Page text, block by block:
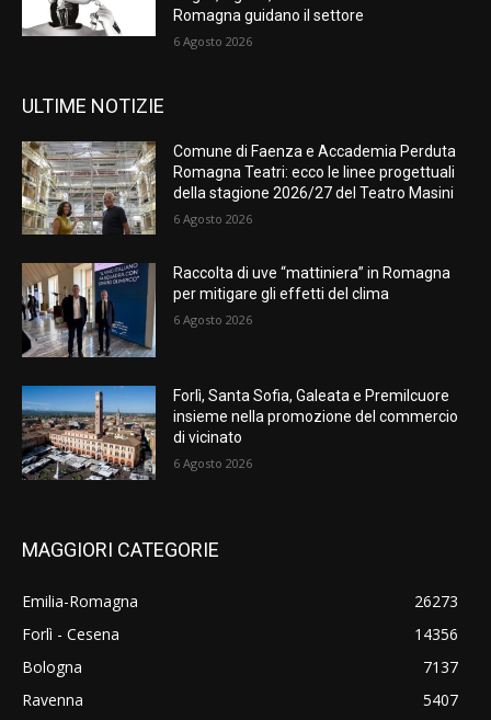
Romagna guidano il settore
6 Agosto 2026
ULTIME NOTIZIE
Comune di Faenza e Accademia Perduta
Romagna Teatri: ecco le linee progettuali
della stagione 2026/27 del Teatro Masini
6 Agosto 2026
Raccolta di uve “mattiniera” in Romagna
per mitigare gli effetti del clima
6 Agosto 2026
Forlì, Santa Sofia, Galeata e Premilcuore
insieme nella promozione del commercio
di vicinato
6 Agosto 2026
MAGGIORI CATEGORIE
Emilia-Romagna
26273
Forlì - Cesena
14356
Bologna
7137
Ravenna
5407